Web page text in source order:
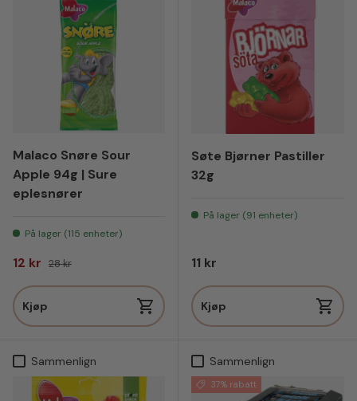
Malaco Snøre Sour
Apple 94g | Sure
eplesnører
På lager (115 enheter)
Salgspris
12 kr Vanlig pris
28 kr
Kjøp
Søte Bjørner Pastiller
32g
På lager (91 enheter)
Vanlig pris
11 kr
Kjøp
Sammenlign Sammenlign
37% rabatt